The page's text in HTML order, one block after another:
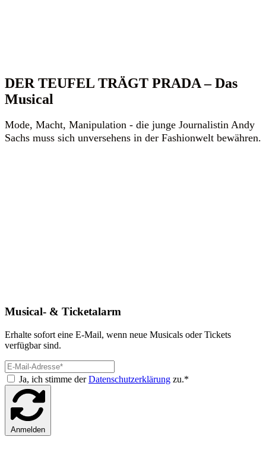
DER TEUFEL TRÄGT PRADA – Das
Musical
Mode, Macht, Manipulation - die junge Journalistin Andy
Sachs muss sich unversehens in der Fashionwelt bewähren.
Musical- & Ticketalarm
Erhalte sofort eine E-Mail, wenn neue Musicals oder Tickets
verfügbar sind.
Ja, ich stimme derDatenschutzerklärung zu.*
Anmelden